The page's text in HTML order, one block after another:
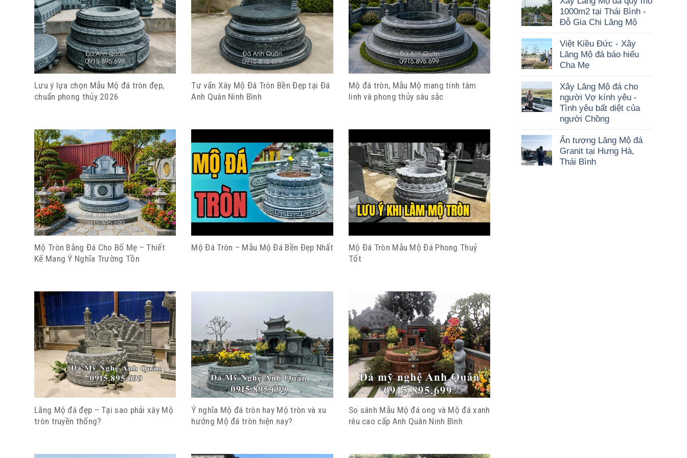
Lưu ý lựa chọn Mẫu Mộ đá tròn đẹp,
chuẩn phong thủy 2026
Tư vấn Xây Mộ Đá Tròn Bền Đẹp tại Đá
Anh Quân Ninh Bình
Mộ đá tròn, Mẫu Mộ mang tính tâm
linh và phong thủy sâu sắc
Mộ Tròn Bằng Đá Cho Bố Mẹ – Thiết
Kế Mang Ý Nghĩa Trường Tồn
Mộ Đá Tròn – Mẫu Mộ Đá Bền Đẹp Nhất
Mộ Đá Tròn Mẫu Mộ Đá Phong Thuỷ
Tốt
Lăng Mộ đá đẹp – Tại sao phải xây Mộ
tròn truyền thống?
Ý nghĩa Mộ đá tròn hay Mộ tròn và xu
hướng Mộ đá tròn hiện nay?
So sánh Mẫu Mộ đá ong và Mộ đá xanh
rêu cao cấp Anh Quân Ninh Bình
1000m2 tại Thái Bình -
Đỗ Gia Chi Lăng Mộ
Việt Kiều Đức - Xây
Lăng Mộ đá báo hiếu
Cha Mẹ
Xây Lăng Mộ đá cho
người Vợ kính yêu -
Tình yêu bất diệt của
người Chồng
Ấn tượng Lăng Mộ đá
Granit tại Hưng Hà,
Thái Bình